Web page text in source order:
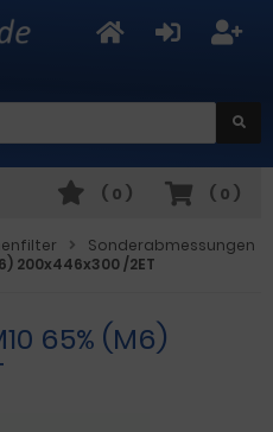
( 0 )
( 0 )
Sonderabmessungen
200x446x300 /2ET
65% (M6)